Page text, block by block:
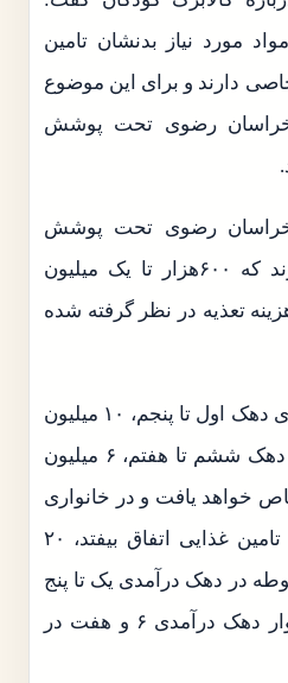
مورد نیاز بدنشان تامین
دارند و برای این موضوع
کودک در خراسان رضوی تحت پوشش
کودک در خراسان رضوی تحت پوشش
کالابرگ الکترونیک قرار دارند که ۶۰۰هزار تا یک میلیون
تعذیه در نظر گرفته شده
گفتنی است در این طرح برای دهک اول تا پنجم، ۱۰ میلیون
ریال به ازای هر نفر و برای دهک ششم تا هفتم، ۶ میلیون
خواهد یافت و در خانواری
که نیاز است برای ۲ فرزند تامین غذایی اتفاق بیفتد، ۲۰
در دهک درآمدی یک تا پنج
و ۱۲ میلیون ریال برای خانوار دهک درآمدی ۶ و هفت در